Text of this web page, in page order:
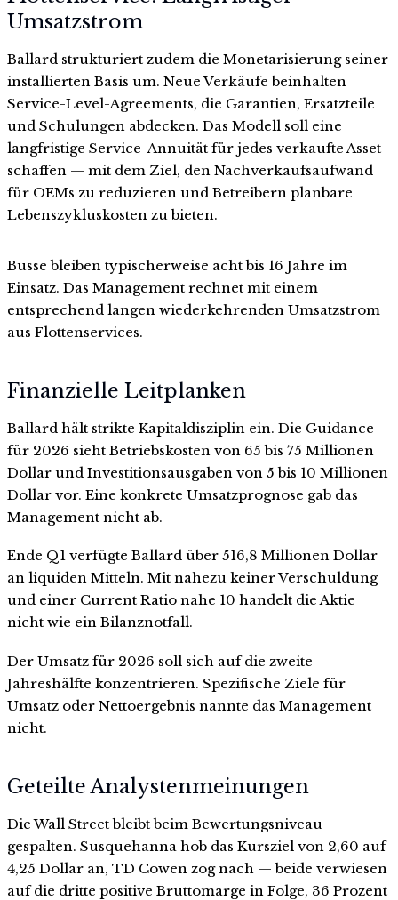
Umsatzstrom
Ballard strukturiert zudem die Monetarisierung seiner
installierten Basis um. Neue Verkäufe beinhalten
Service-Level-Agreements, die Garantien, Ersatzteile
und Schulungen abdecken. Das Modell soll eine
langfristige Service-Annuität für jedes verkaufte Asset
schaffen — mit dem Ziel, den Nachverkaufsaufwand
für OEMs zu reduzieren und Betreibern planbare
Lebenszykluskosten zu bieten.
Busse bleiben typischerweise acht bis 16 Jahre im
Einsatz. Das Management rechnet mit einem
entsprechend langen wiederkehrenden Umsatzstrom
aus Flottenservices.
Finanzielle Leitplanken
Ballard hält strikte Kapitaldisziplin ein. Die Guidance
für 2026 sieht Betriebskosten von 65 bis 75 Millionen
Dollar und Investitionsausgaben von 5 bis 10 Millionen
Dollar vor. Eine konkrete Umsatzprognose gab das
Management nicht ab.
Ende Q1 verfügte Ballard über 516,8 Millionen Dollar
an liquiden Mitteln. Mit nahezu keiner Verschuldung
und einer Current Ratio nahe 10 handelt die Aktie
nicht wie ein Bilanznotfall.
Der Umsatz für 2026 soll sich auf die zweite
Jahreshälfte konzentrieren. Spezifische Ziele für
Umsatz oder Nettoergebnis nannte das Management
nicht.
Geteilte Analystenmeinungen
Die Wall Street bleibt beim Bewertungsniveau
gespalten. Susquehanna hob das Kursziel von 2,60 auf
4,25 Dollar an, TD Cowen zog nach — beide verwiesen
auf die dritte positive Bruttomarge in Folge, 36 Prozent